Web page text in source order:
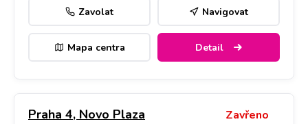
Zavolat Navigovat
Mapa centra Detail
Praha 4, Novo Plaza Zavřeno